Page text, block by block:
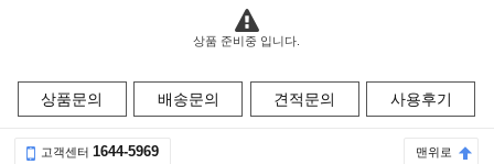
상품 준비중 입니다.
상품문의 배송문의 견적문의 사용후기
고객센터 1644-5969 맨위로